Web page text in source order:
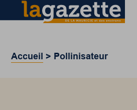
Accueil > Pollinisateur